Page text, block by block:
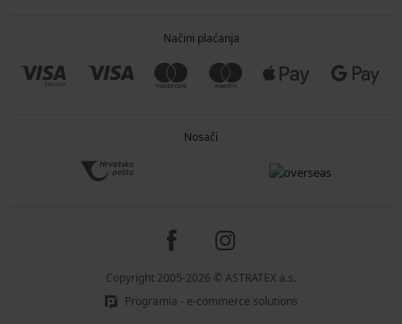
Načini plaćanja
Nosači
Copyright 2005-2026 © ASTRATEX a.s.
Programia - e-commerce solutions